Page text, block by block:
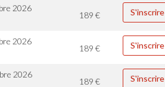
2026
189€ S'inscrire
2026
189€ S'inscrire
2026
189€ S'inscrire